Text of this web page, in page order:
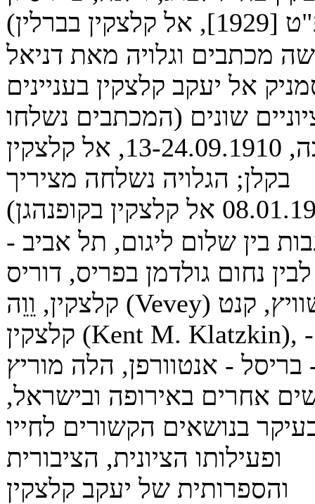
בברלין)
מכתבים וגלויה מאת דניאל
אל יעקב קלצקין בעניינים
שונים (המכתבים נשלחו
מז'נבה, 13-24.09.1910, אל קלצקין
בקלן; הגלויה נשלחה מציריך
בין שלום ליגום, תל אביב -
נחום גולדמן בפריס, דוריס
קלצקין, וֵוֵה (Vevey) בשוויץ, קנט
קלצקין (Kent M. Klatzkin), ז'נבה -
בריסל - אנטוורפן, הלה מוריץ
אחרים באירופה ובישראל,
בנושאים הקשורים לחייו
ופעילותו הציונית, הציבורית
והספרותית של יעקב קלצקין